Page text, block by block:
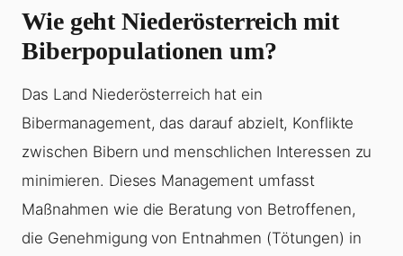
Wie geht Niederösterreich mit
Biberpopulationen um?
Das Land Niederösterreich hat ein
Bibermanagement, das darauf abzielt, Konflikte
zwischen Bibern und menschlichen Interessen zu
minimieren. Dieses Management umfasst
Maßnahmen wie die Beratung von Betroffenen,
die Genehmigung von Entnahmen (Tötungen) in